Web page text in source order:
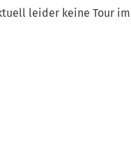
leider keine Tour